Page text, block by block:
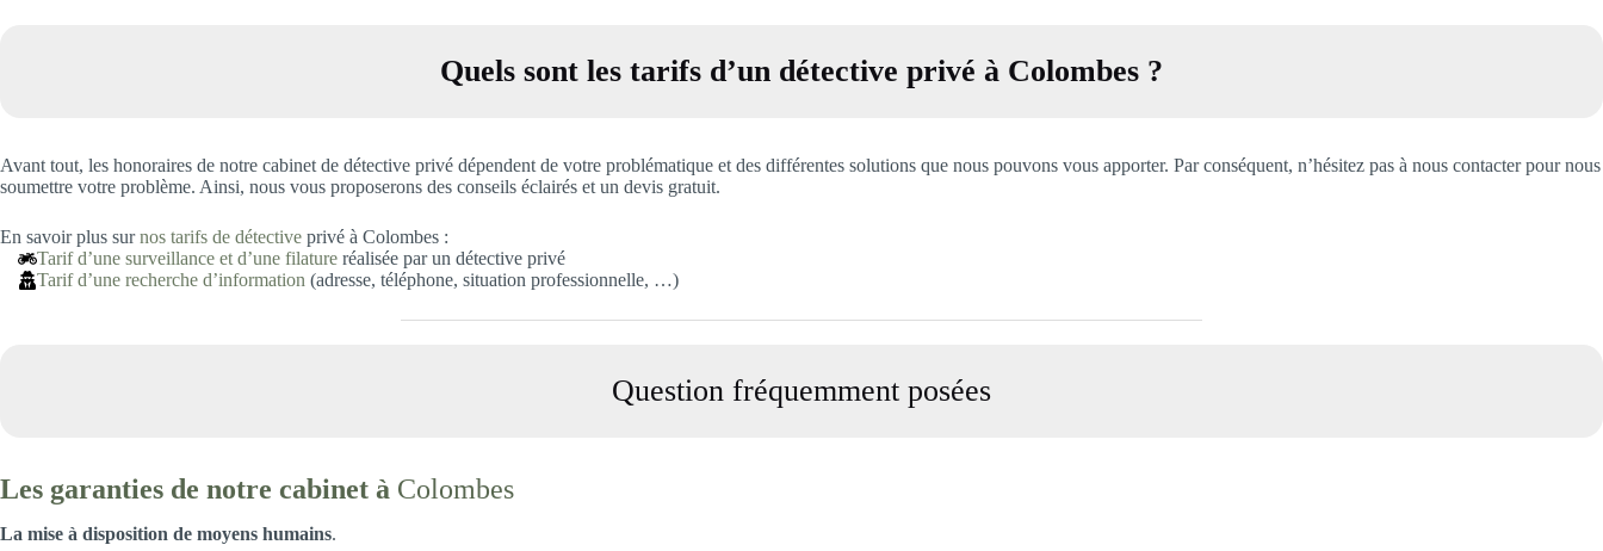
Quels sont les tarifs d’un détective privé à Colombes ?
Avant tout, les honoraires de notre cabinet de détective privé dépendent de votre problématique et des différentes solutions que nous pouvons vous apporter. Par conséquent, n’hésitez pas à nous contacter pour nous
soumettre votre problème. Ainsi, nous vous proposerons des conseils éclairés et un devis gratuit.
En savoir plus surnos tarifs de détective privé à Colombes :
Tarif d’une surveillance et d’une filature réalisée par un détective privé
Tarif d’une recherche d’information (adresse, téléphone, situation professionnelle, …)
Question fréquemment posées
Les garanties de notre cabinet à Colombes
La mise à disposition de moyens humains.